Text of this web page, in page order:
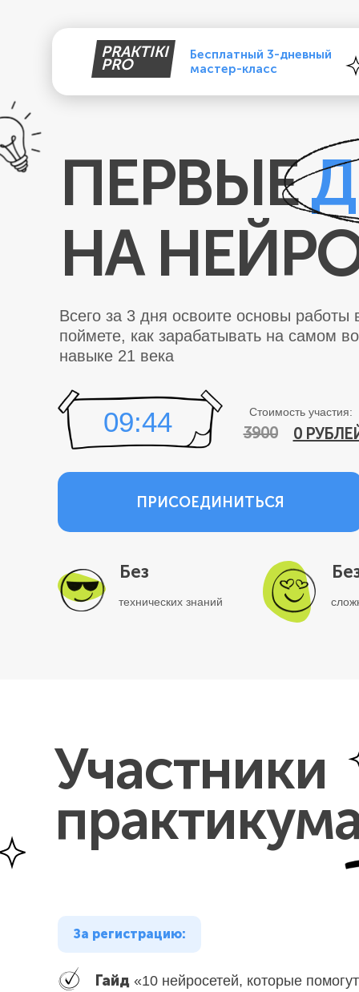
ПЕРВЫЕ
НА
Всего за 3 дня освоите основы работы
поймете, как зарабатывать на самом
навыке 21 века
3900 0
Стоимость участия:
Бесплатный 3-дневный
мастер-класс
технических знаний
Без
PRAKTIKI
PRO
09:44
ПРИСОЕДИНИТЬСЯ
За регистрацию:
Участники
Гайд «10 нейросетей, которые помогут